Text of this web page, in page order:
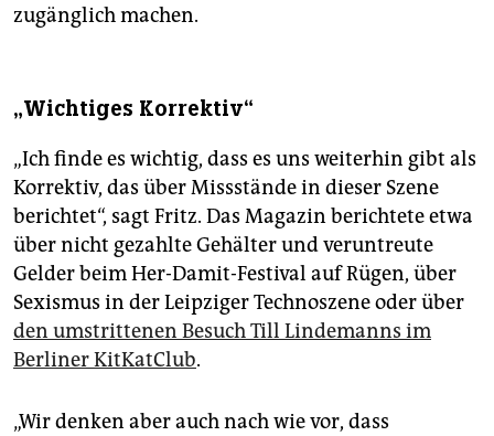
zugänglich machen.
„Wichtiges Korrektiv“
„Ich finde es wichtig, dass es uns weiterhin gibt als
Korrektiv, das über Missstände in dieser Szene
berichtet“, sagt Fritz. Das Magazin berichtete etwa
über nicht gezahlte Gehälter und veruntreute
Gelder beim Her-Damit-Festival auf Rügen, über
Sexismus in der Leipziger Technoszene oder über
den umstrittenen Besuch Till Lindemanns im
Berliner KitKatClub.
„Wir denken aber auch nach wie vor, dass